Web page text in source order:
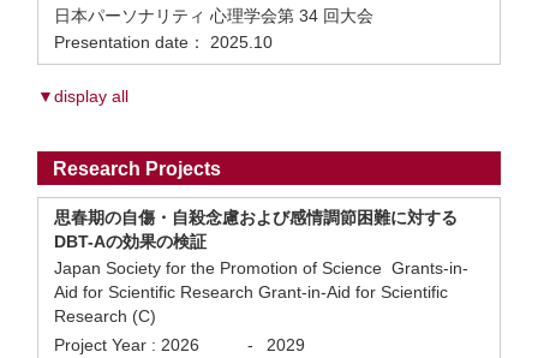
日本パーソナリティ 心理学会第 34 回大会
Presentation date： 2025.10
▼display all
Research Projects
思春期の自傷・自殺念慮および感情調節困難に対する
DBT-Aの効果の検証
Japan Society for the Promotion of Science Grants-in-
Aid for Scientific Research Grant-in-Aid for Scientific
Research (C)
Project Year : 2026 - 2029